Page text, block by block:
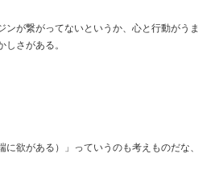
ンが繋がってないというか、心と行動がうま
しさがある。
に欲がある）」っていうのも考えものだな、